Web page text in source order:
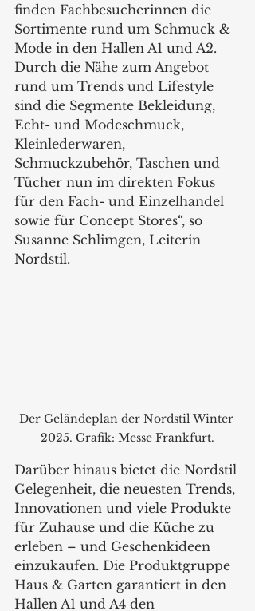
finden Fachbesucherinnen die
Sortimente rund um Schmuck &
Mode in den Hallen A1 und A2.
Durch die Nähe zum Angebot
rund um Trends und Lifestyle
sind die Segmente Bekleidung,
Echt- und Modeschmuck,
Kleinlederwaren,
Schmuckzubehör, Taschen und
Tücher nun im direkten Fokus
für den Fach- und Einzelhandel
sowie für Concept Stores“, so
Susanne Schlimgen, Leiterin
Nordstil.
Der Geländeplan der Nordstil Winter
2025. Grafik: Messe Frankfurt.
Darüber hinaus bietet die Nordstil
Gelegenheit, die neuesten Trends,
Innovationen und viele Produkte
für Zuhause und die Küche zu
erleben – und Geschenkideen
einzukaufen. Die Produktgruppe
Haus & Garten garantiert in den
Hallen A1 und A4 den